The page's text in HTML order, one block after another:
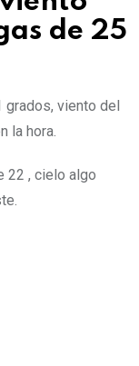
de 25
grados, viento del
la hora.
22 , cielo algo